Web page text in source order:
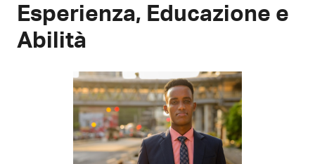
Esperienza, Educazione e
Abilità